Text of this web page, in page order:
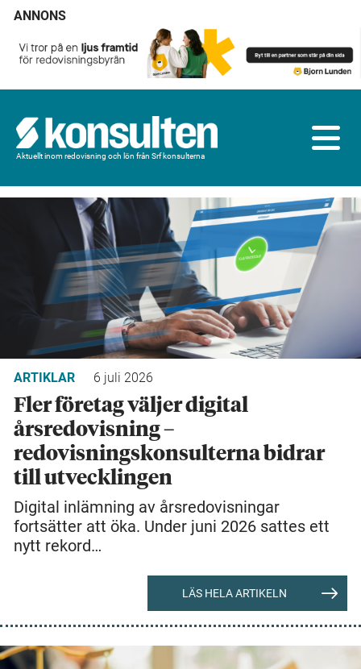
ANNONS
Aktuellt inom redovisning och lön från Srf konsulterna
ARTIKLAR 6 juli 2026
Fler företag väljer digital
årsredovisning –
redovisningskonsulterna bidrar
till utvecklingen
Digital inlämning av årsredovisningar
fortsätter att öka. Under juni 2026 sattes ett
nytt rekord…
LÄS HELA ARTIKELN